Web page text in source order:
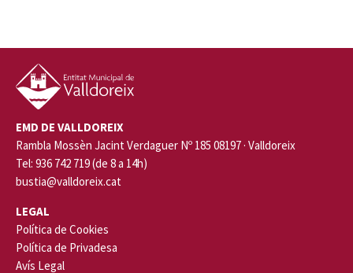
EMD DE VALLDOREIX
Rambla Mossèn Jacint Verdaguer Nº 185 08197 · Valldoreix
Tel: 936 742 719 (de 8 a 14h)
bustia@valldoreix.cat
LEGAL
Política de Cookies
Política de Privadesa
Avís Legal